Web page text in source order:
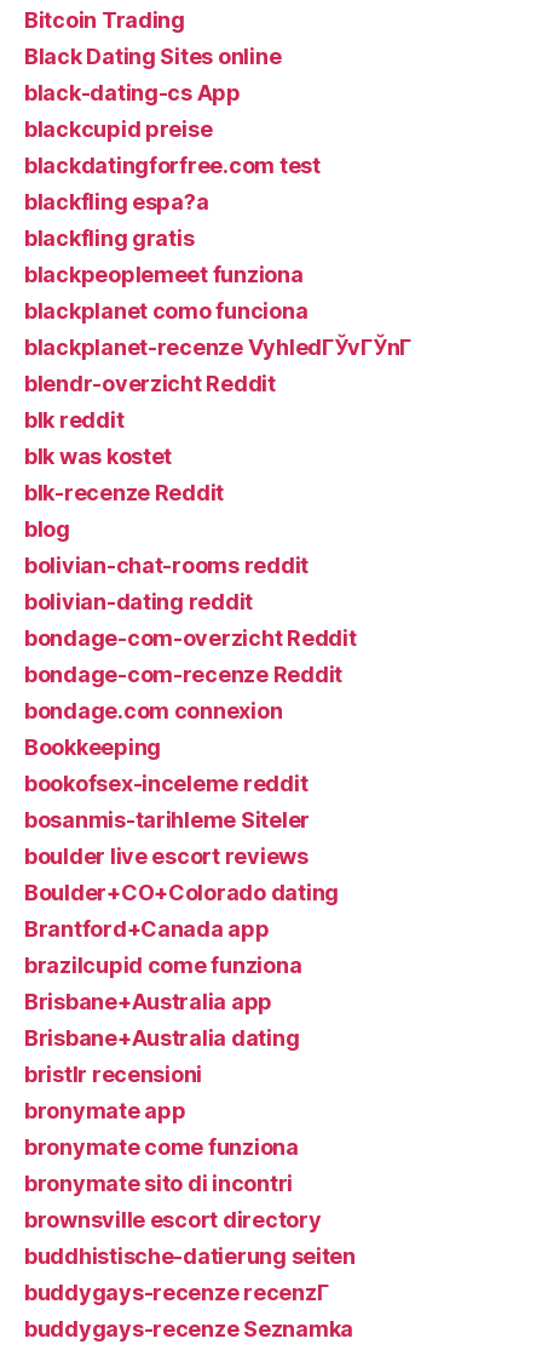
Bitcoin Trading
Black Dating Sites online
black-dating-cs App
blackcupid preise
blackdatingforfree.com test
blackfling espa?a
blackfling gratis
blackpeoplemeet funziona
blackplanet como funciona
blackplanet-recenze VyhledГЎvГЎnГ­
blendr-overzicht Reddit
blk reddit
blk was kostet
blk-recenze Reddit
blog
bolivian-chat-rooms reddit
bolivian-dating reddit
bondage-com-overzicht Reddit
bondage-com-recenze Reddit
bondage.com connexion
Bookkeeping
bookofsex-inceleme reddit
bosanmis-tarihleme Siteler
boulder live escort reviews
Boulder+CO+Colorado dating
Brantford+Canada app
brazilcupid come funziona
Brisbane+Australia app
Brisbane+Australia dating
bristlr recensioni
bronymate app
bronymate come funziona
bronymate sito di incontri
brownsville escort directory
buddhistische-datierung seiten
buddygays-recenze recenzГ­
buddygays-recenze Seznamka